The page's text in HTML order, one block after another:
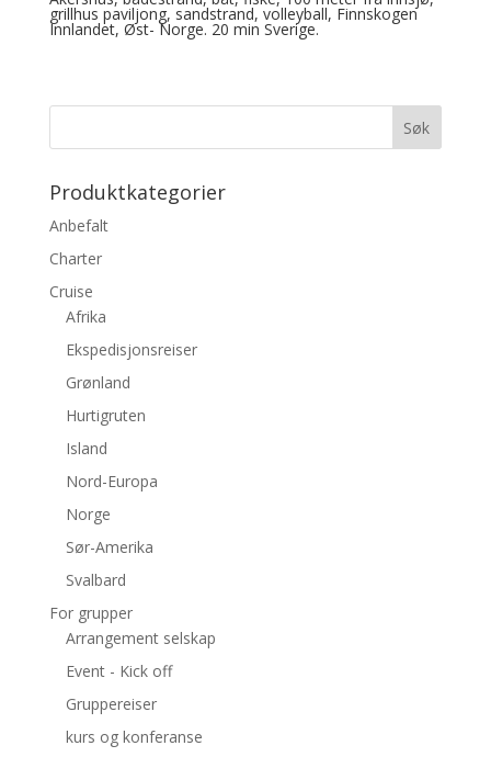
grillhus paviljong, sandstrand, volleyball, Finnskogen
Innlandet, Øst- Norge. 20 min Sverige.
Produktkategorier
Anbefalt
Charter
Cruise
Afrika
Ekspedisjonsreiser
Grønland
Hurtigruten
Island
Nord-Europa
Norge
Sør-Amerika
Svalbard
For grupper
Arrangement selskap
Event - Kick off
Gruppereiser
kurs og konferanse